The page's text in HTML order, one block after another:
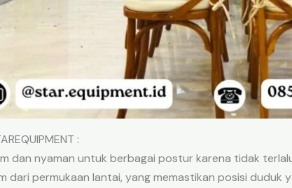
:
dan nyaman untuk berbagai postur karena tidak
dari permukaan lantai, yang memastikan posisi duduk